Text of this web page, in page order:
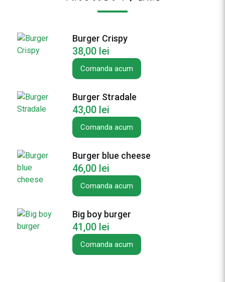
Burger Crispy
38,00 lei
Comanda acum
Burger Stradale
43,00 lei
Comanda acum
Burger blue cheese
46,00 lei
Comanda acum
Big boy burger
41,00 lei
Comanda acum